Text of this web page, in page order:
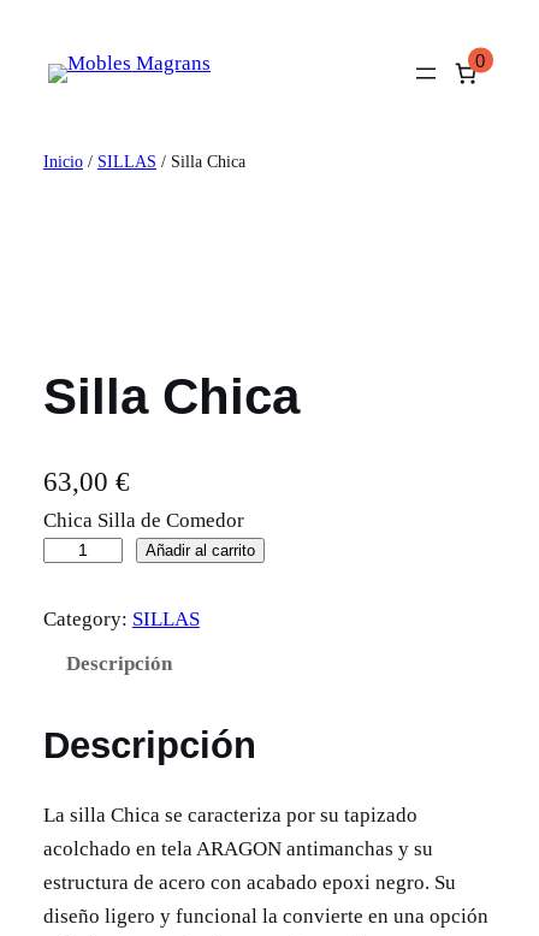
contenido
0
Inicio/ SILLAS / Silla Chica
Silla Chica
63,00 €
Chica Silla de Comedor
l
h
c
a
c
a
Añadir al carrito
Category: SILLAS
Descripción
Descripción
La silla Chica se caracteriza por su tapizado
acolchado en tela ARAGON antimanchas y su
estructura de acero con acabado epoxi negro. Su
diseño ligero y funcional la convierte en una opción